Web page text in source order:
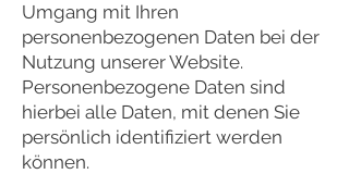
Umgang mit Ihren
personenbezogenen Daten bei der
Nutzung unserer Website.
Personenbezogene Daten sind
hierbei alle Daten, mit denen Sie
persönlich identifiziert werden
können.